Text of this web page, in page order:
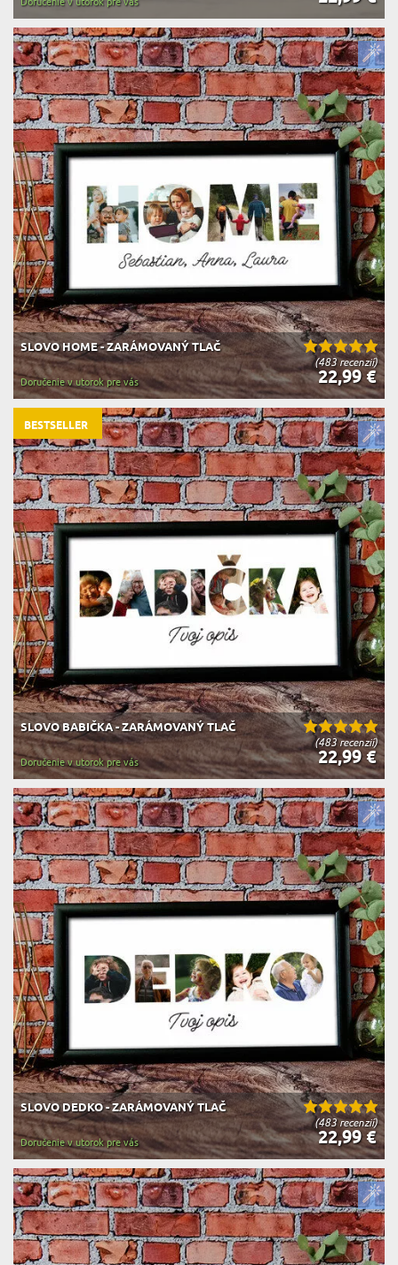
(483 recenzií)
SLOVO HOME - ZARÁMOVANÝ TLAČ
22,99 €
Doručenie v utorok pre vás
(483 recenzií)
SLOVO BABIČKA - ZARÁMOVANÝ TLAČ
22,99 €
Doručenie v utorok pre vás
BESTSELLER
(483 recenzií)
SLOVO DEDKO - ZARÁMOVANÝ TLAČ
22,99 €
Doručenie v utorok pre vás